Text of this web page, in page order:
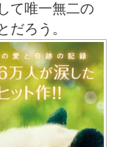
て唯一無二の
だろう。